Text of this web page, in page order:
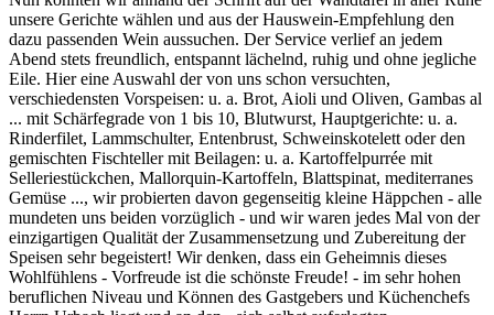
unsere Gerichte wählen und aus der Hauswein-Empfehlung den
dazu passenden Wein aussuchen. Der Service verlief an jedem
Abend stets freundlich, entspannt lächelnd, ruhig und ohne jegliche
Eile. Hier eine Auswahl der von uns schon versuchten,
verschiedensten Vorspeisen: u. a. Brot, Aioli und Oliven, Gambas al
... mit Schärfegrade von 1 bis 10, Blutwurst, Hauptgerichte: u. a.
Rinderfilet, Lammschulter, Entenbrust, Schweinskotelett oder den
gemischten Fischteller mit Beilagen: u. a. Kartoffelpurrée mit
Selleriestückchen, Mallorquin-Kartoffeln, Blattspinat, mediterranes
Gemüse ..., wir probierten davon gegenseitig kleine Häppchen - alle
mundeten uns beiden vorzüglich - und wir waren jedes Mal von der
einzigartigen Qualität der Zusammensetzung und Zubereitung der
Speisen sehr begeistert! Wir denken, dass ein Geheimnis dieses
Wohlfühlens - Vorfreude ist die schönste Freude! - im sehr hohen
beruflichen Niveau und Können des Gastgebers und Küchenchefs